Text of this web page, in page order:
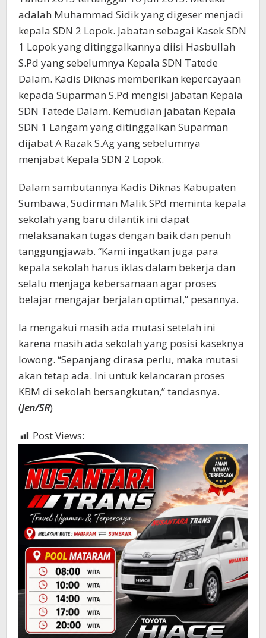
adalah Muhammad Sidik yang digeser menjadi
kepala SDN 2 Lopok. Jabatan sebagai Kasek SDN
1 Lopok yang ditinggalkannya diisi Hasbullah
S.Pd yang sebelumnya Kepala SDN Tatede
Dalam. Kadis Diknas memberikan kepercayaan
kepada Suparman S.Pd mengisi jabatan Kepala
SDN Tatede Dalam. Kemudian jabatan Kepala
SDN 1 Langam yang ditinggalkan Suparman
dijabat A Razak S.Ag yang sebelumnya
menjabat Kepala SDN 2 Lopok.
Dalam sambutannya Kadis Diknas Kabupaten
Sumbawa, Sudirman Malik SPd meminta kepala
sekolah yang baru dilantik ini dapat
melaksanakan tugas dengan baik dan penuh
tanggungjawab. “Kami ingatkan juga para
kepala sekolah harus iklas dalam bekerja dan
selalu menjaga kebersamaan agar proses
belajar mengajar berjalan optimal,” pesannya.
Ia mengakui masih ada mutasi setelah ini
karena masih ada sekolah yang posisi kaseknya
lowong. “Sepanjang dirasa perlu, maka mutasi
akan tetap ada. Ini untuk kelancaran proses
KBM di sekolah bersangkutan,” tandasnya.
(Jen/SR)
Post Views: